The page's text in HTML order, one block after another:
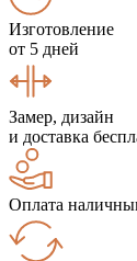
Изготовление
от 5 дней
Замер, дизайн
и доставка
Оплата